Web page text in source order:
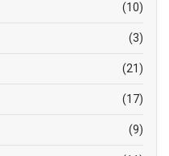
(10)
(3)
(21)
(17)
(9)